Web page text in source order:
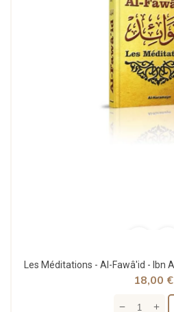
18,00 €